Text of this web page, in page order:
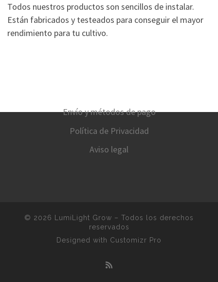
Todos nuestros productos son sencillos de instalar.
Están fabricados y testeados para conseguir el mayor
rendimiento para tu cultivo.
Envío y métodos de pago
Política de Privacidad
Aviso legal
© 2026 LumiLight Grow – Todos los derechos
reservados
Designed with Customizr Pro